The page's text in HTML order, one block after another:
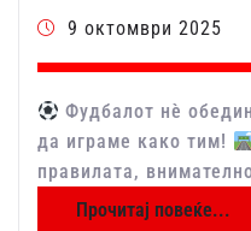
9 октомври 2025
Фудбалот нè
да играме како тим!
правилата,
Прочитај повеќе...